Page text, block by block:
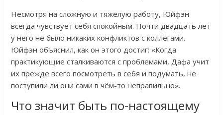
Несмотря на сложную и тяжёлую работу, Юйфэн
всегда чувствует себя спокойным. Почти двадцать лет
у него не было никаких конфликтов с коллегами.
Юйфэн объяснил, как он этого достиг: «Когда
практикующие сталкиваются с проблемами, Дафа учит
их прежде всего посмотреть в себя и подумать, не
поступили ли они сами в чём-то неправильно».
Что значит быть по-настоящему